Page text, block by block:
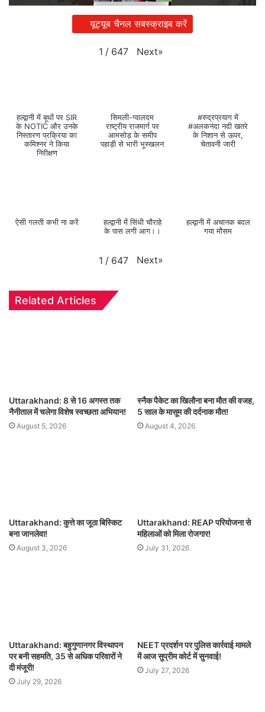
यूट्यूब चैनल सबस्क्राइब करें
1 / 647 Next»
हल्द्वानी में बूथों पर SIR
के NOTIC और उनके
निस्तारण प्रक्रिया का
कमिश्नर ने किया
निरीक्षण
सिमली-ग्वालदम
राष्ट्रीय राजमार्ग पर
आमसोड़ के समीप
पहाड़ी से भारी भूस्खलन
#रुद्रप्रयाग में
#अलकनंदा नदी खतरे
के निशान से ऊपर,
चेतावनी जारी
ऐसी गलती कभी ना करें
हल्द्वानी में सिंधी चौराहे
के पास लगी आग।।
हल्द्वानी में अचानक बदल
गया मौसम
1 / 647 Next»
Related Articles
Uttarakhand: 8 से 16 अगस्त तक
नैनीताल में चलेगा विशेष स्वच्छता अभियान!
August 5, 2026
स्नैक पैकेट का खिलौना बना मौत की वजह,
5 साल के मासूम की दर्दनाक मौत!
August 4, 2026
Uttarakhand: कुत्ते का जूठा बिस्किट
बना जानलेवा!
August 3, 2026
Uttarakhand: REAP परियोजना से
महिलाओं को मिला रोजगार!
July 31, 2026
Uttarakhand: बहुगुणानगर विस्थापन
पर बनी सहमति, 35 से अधिक परिवारों ने
दी मंजूरी!
July 29, 2026
NEET प्रदर्शन पर पुलिस कार्रवाई मामले
में आज सुप्रीम कोर्ट में सुनवाई!
July 27, 2026